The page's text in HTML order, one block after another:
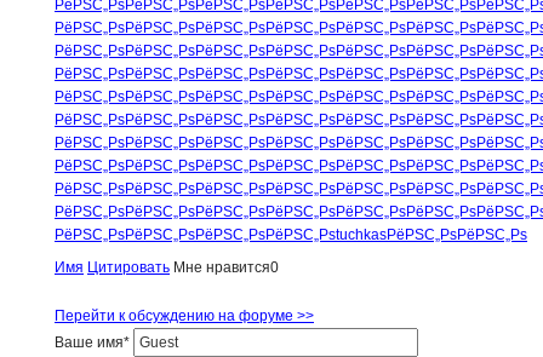
РёРЅС„РѕРёРЅС„РѕРёРЅС„РѕРёРЅС„РѕРёРЅС„РѕРёРЅС„Рѕ
РёРЅС„РѕРёРЅС„РѕРёРЅС„РѕРёРЅС„РѕРёРЅС„РѕРёРЅС„Рѕ
РёРЅС„РѕРёРЅС„РѕРёРЅС„РѕРёРЅС„РѕРёРЅС„РѕРёРЅС„Рѕ
РёРЅС„РѕРёРЅС„РѕРёРЅС„РѕРёРЅС„РѕРёРЅС„РѕРёРЅС„Рѕ
РёРЅС„РѕРёРЅС„РѕРёРЅС„РѕРёРЅС„РѕРёРЅС„РѕРёРЅС„Рѕ
РёРЅС„РѕРёРЅС„РѕРёРЅС„РѕРёРЅС„РѕРёРЅС„РѕРёРЅС„Рѕ
РёРЅС„РѕРёРЅС„РѕРёРЅС„РѕРёРЅС„РѕРёРЅС„РѕРёРЅС„Рѕ
РёРЅС„РѕРёРЅС„РѕРёРЅС„РѕРёРЅС„РѕРёРЅС„РѕРёРЅС„Рѕ
РёРЅС„РѕРёРЅС„РѕРёРЅС„РѕРёРЅС„РѕРёРЅС„РѕРёРЅС„Рѕ
РёРЅС„РѕРёРЅС„РѕРёРЅС„РѕРёРЅС„РѕРёРЅС„РѕРёРЅС„Рѕ
РёРЅС„РѕРёРЅС„РѕРёРЅС„РѕРёРЅС„РѕtuchkasРёРЅС„РѕРёРЅС„Рѕ
Имя Цитировать Мне нравится0
Перейти к обсуждению на форуме >>
Ваше имя*